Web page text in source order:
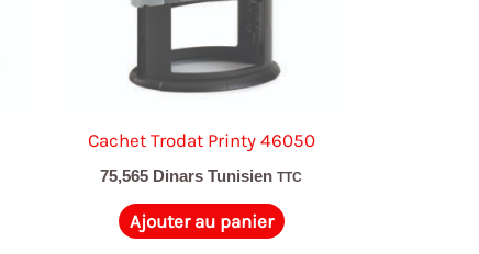
Cachet Trodat Printy 46050
75,565 Dinars Tunisien TTC
Ajouter au panier